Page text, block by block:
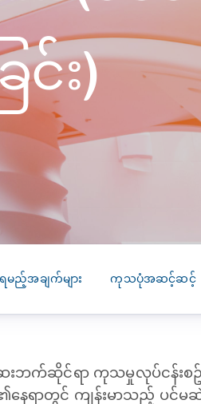
လီယွိုက်ဒိုးဆစ်
RELEASE
Through
Laboratory and
Myanmar, 8
2026 — CLL
care
and continuing
elderly stages, coordinating
Pu Clinic
Primary Care Facility
Families
င်း)
ည့်အချက်များ ကုသပုံအဆင့်ဆင့်
ဘက်ဆိုင်ရာ ကုသမှုလုပ်ငန်းစ
၏နေရာတွင် ကျန်းမာသည့် ပင်